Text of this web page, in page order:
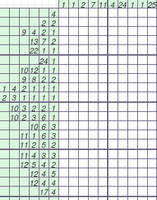
1
1 2 7 11 4 24 1 1 25
4
2 2
9 4 2
1
13 7 2
22 1
1
24 1
10 12 1
1
9 8 2 2
1 4 2 1 1
1
2 3 1 1 1
1
10 3 2 2
1
10 2 3 6
1
10 6 3
11 1 6 3
11 2 5 2
11 4 3 3
12 5 4 2
12 4 5
12 4 4
17 4